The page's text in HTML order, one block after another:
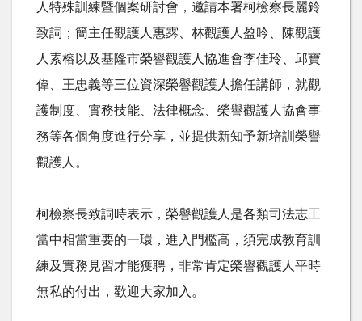
人特殊訓練暨個案研討會，邀請本署柯檢察長麗鈴
致詞；簡主任觀護人惠霠、林觀護人盈吟、陳觀護
人素榕以及基隆市榮譽觀護人協進會李佳玲、邱寶
偉、王忠義等三位資深榮譽觀護人擔任講師，就觀
護制度、實務技能、法律概念、榮譽觀護人協會事
務等各個角度進行分享，並提供新知予新培訓榮譽
觀護人。
柯檢察長致詞時表示，榮譽觀護人是各類司法志工
當中相當重要的一環，進入門檻高，須完成教育訓
練及實務見習才能獲聘，非常肯定榮譽觀護人平時
無私的付出，歡迎大家加入。